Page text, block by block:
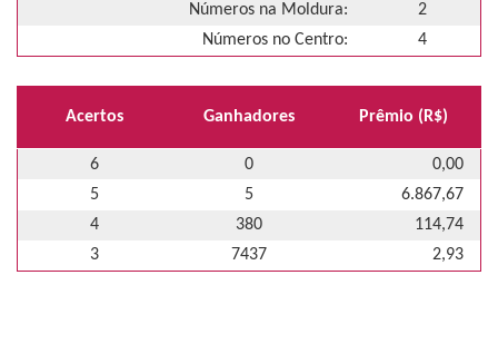
Números na Moldura:
2
Números no Centro:
4
Acertos Ganhadores Prêmio (R$)
6 0
0,00
5
5
6.867,67
4
380
114,74
3
7437 2,93